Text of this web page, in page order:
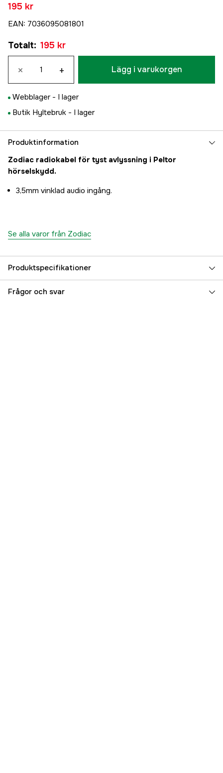
195 kr
EAN: 7036095081801
Totalt: 195 kr
× + Lägg i varukorgen
Webblager - I lager
Butik Hyltebruk - I lager
Produktinformation
Zodiac radiokabel för tyst avlyssning i Peltor
hörselskydd.
3,5mm vinklad audio ingång.
Se alla varor från Zodiac
Produktspecifikationer
Referensnummer 3000003625
Frågor och svar